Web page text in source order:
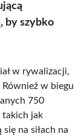
by szybko
w rywalizacji,
Również w biegu
750
takich jak
na siłach na